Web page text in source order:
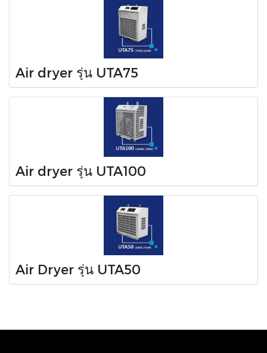
Air dryer รุ่น UTA75
Air dryer รุ่น UTA100
Air Dryer รุ่น UTA50